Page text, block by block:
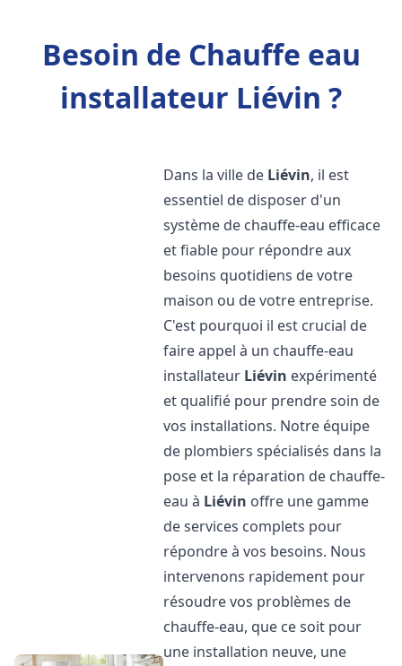
Besoin de Chauffe eau
installateur Liévin ?
Dans la ville de Liévin, il est
essentiel de disposer d'un
système de chauffe-eau efficace
et fiable pour répondre aux
besoins quotidiens de votre
maison ou de votre entreprise.
C'est pourquoi il est crucial de
faire appel à un chauffe-eau
installateur Liévin expérimenté
et qualifié pour prendre soin de
vos installations. Notre équipe
de plombiers spécialisés dans la
pose et la réparation de chauffe-
eau à Liévin offre une gamme
de services complets pour
répondre à vos besoins. Nous
intervenons rapidement pour
résoudre vos problèmes de
chauffe-eau, que ce soit pour
une installation neuve, une